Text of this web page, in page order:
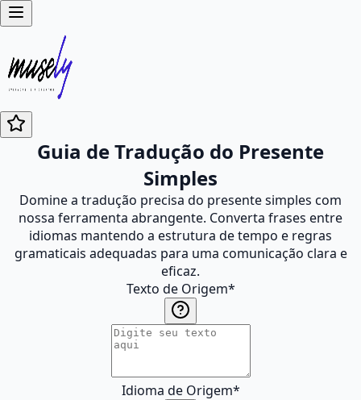
Guia de Tradução do Presente
Simples
Domine a tradução precisa do presente simples com
nossa ferramenta abrangente. Converta frases entre
idiomas mantendo a estrutura de tempo e regras
gramaticais adequadas para uma comunicação clara e
eficaz.
Texto de Origem*
Idioma de Origem*